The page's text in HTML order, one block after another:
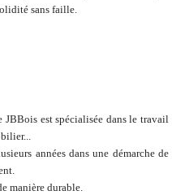
sans faille.
JBBois est spécialisée dans le travail
années dans une démarche de
manière durable.